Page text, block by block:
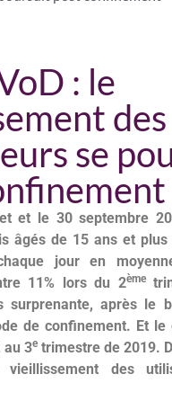
: le
des
se
et le 30 septembre
âgés de 15 ans et
jour en
11% lors du 2ème
surprenante, après le
de confinement. Et le
au 3etrimestre de 2019.
vieillissement des